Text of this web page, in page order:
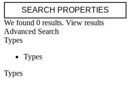
We found 0 results. View results
Advanced Search
Types
Types
Types